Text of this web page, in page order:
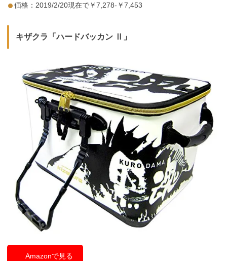
価格：2019/2/20現在で￥7,278-￥7,453
キザクラ「ハードバッカン Ⅱ」
Amazonで見る